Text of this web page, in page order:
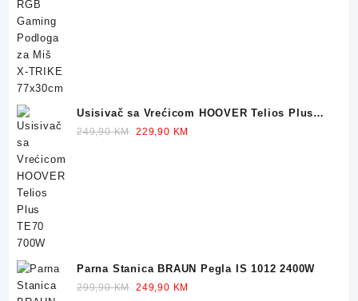
Usisivač sa Vrećicom HOOVER Telios Plus
TE70 700W
249,90KM Original
229,90 KM
Parna Stanica BRAUN Pegla IS 1012 2400W
299,90KM Original
249,90 KM